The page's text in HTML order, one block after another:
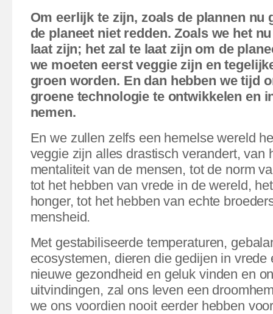
Om eerlijk te zijn, zoals de plannen nu
de planeet niet redden. Zoals we het
laat zijn; het zal te laat zijn om de
we moeten eerst veggie zijn en
groen worden. En dan hebben we tijd
groene technologie te ontwikkelen en
nemen.
En we zullen zelfs een hemelse wereld
veggie zijn alles drastisch verandert, van
mentaliteit van de mensen, tot de norm
tot het hebben van vrede in de wereld,
honger, tot het hebben van echte
mensheid.
Met gestabiliseerde temperaturen,
ecosystemen, dieren die gedijen in vrede
nieuwe gezondheid en geluk vinden en
uitvindingen, zal ons leven een
we ons voordien nooit eerder hebben